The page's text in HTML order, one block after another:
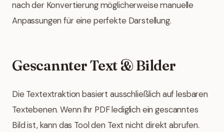
nach der Konvertierung möglicherweise manuelle
Anpassungen für eine perfekte Darstellung.
Gescannter Text & Bilder
Die Textextraktion basiert ausschließlich auf lesbaren
Textebenen. Wenn Ihr PDF lediglich ein gescanntes
Bild ist, kann das Tool den Text nicht direkt abrufen.